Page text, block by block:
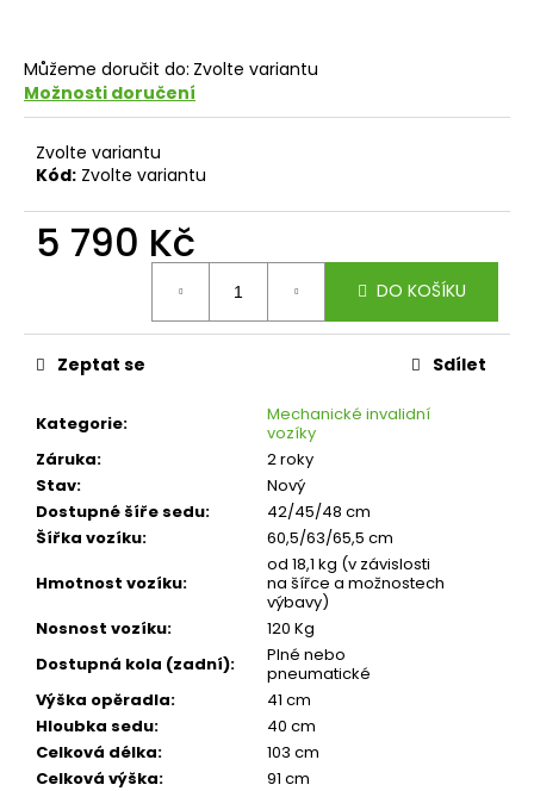
Můžeme doručit do: Zvolte variantu
Možnosti doručení
Zvolte variantu
Kód: Zvolte variantu
5 790 Kč
DO KOŠÍKU
Kategorie:
Mechanické invalidní
vozíky
Záruka:
2 roky
Stav:
Nový
Dostupné šíře sedu:
42/45/48 cm
Šířka vozíku:
60,5/63/65,5 cm
Hmotnost vozíku:
od 18,1 kg (v závislosti
na šířce a možnostech
výbavy)
Nosnost vozíku:
120 Kg
Dostupná kola (zadní):
Plné nebo
pneumatické
Výška opěradla:
41 cm
Hloubka sedu:
40 cm
Celková délka:
103 cm
Celková výška:
91 cm
Zeptat se Sdílet
r
u
č
u
e
m